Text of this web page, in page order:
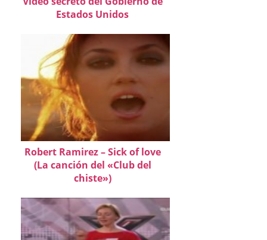
Estados Unidos
Robert Ramirez – Sick of love
(La canción del «Club del
chiste»)